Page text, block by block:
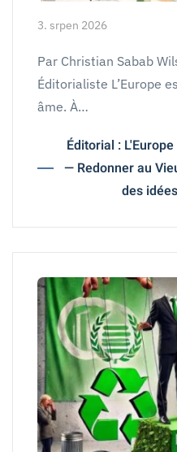
3. srpen 2026
Par Christian Sabab
Éditorialiste L’Europe
âme. À…
Éditorial :
— Redonner au
des